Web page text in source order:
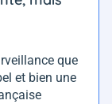
que
et bien une